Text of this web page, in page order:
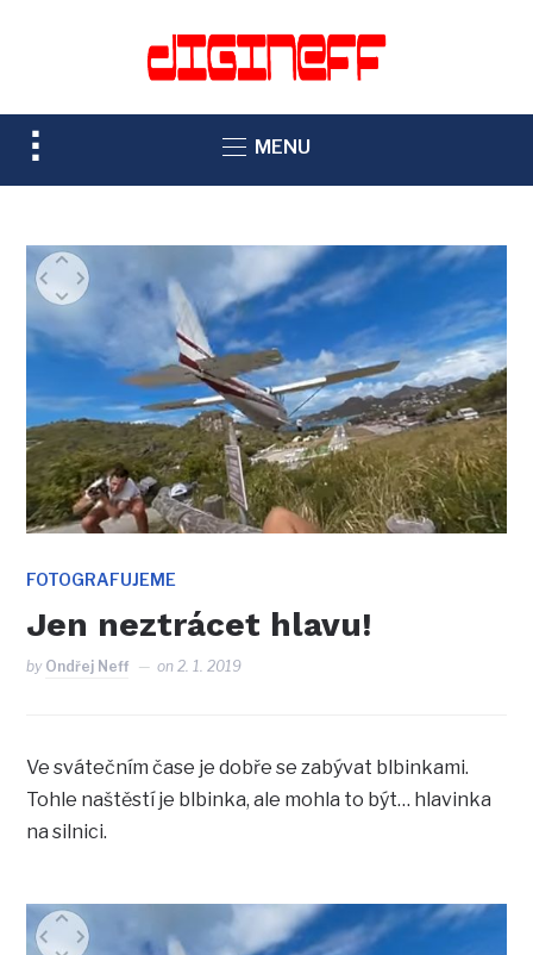
TOGGLE
SIDEBAR
NAVIGATION
MENU
FOTOGRAFUJEME
Jen neztrácet hlavu!
by Ondřej Neff on2. 1. 2019
Ve svátečním čase je dobře se zabývat blbinkami.
Tohle naštěstí je blbinka, ale mohla to být… hlavinka
na silnici.